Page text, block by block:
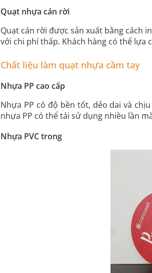
Quạt nhựa cán rời
Quạt cán rời được sản xuất bằng cách
với chi phí thấp. Khách hàng có thể lựa
Chất liệu làm quạt nhựa cầm tay
Nhựa PP cao cấp
Nhựa PP có độ bền tốt, dẻo dai và
nhựa PP có thể tái sử dụng nhiều lần
Nhựa PVC trong